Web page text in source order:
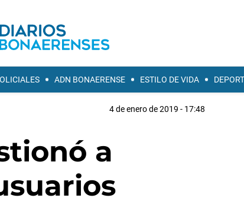
ADN BONAERENSE ESTILO DE VIDA
4 de enero de 2019 - 17:48
a